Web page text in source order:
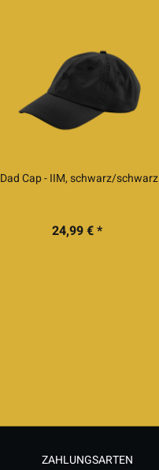
Dad Cap - IIM, schwarz/schwarz
24,99 € *
ZAHLUNGSARTEN